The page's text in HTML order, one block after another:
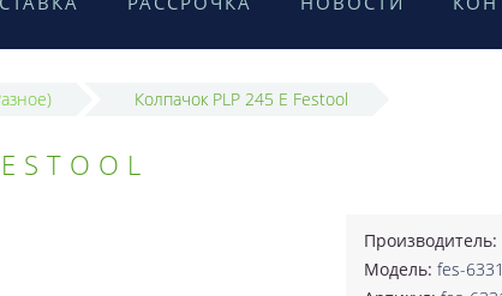
Колпачок PLP 245 E Festool
Производитель:
Модель: fes-